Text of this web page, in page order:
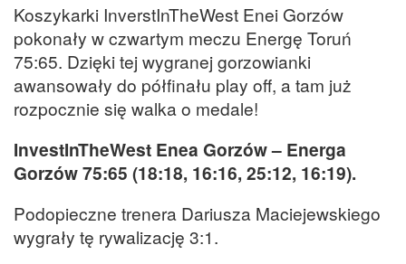
Koszykarki InverstInTheWest Enei Gorzów
pokonały w czwartym meczu Energę Toruń
75:65. Dzięki tej wygranej gorzowianki
awansowały do półfinału play off, a tam już
rozpocznie się walka o medale!
InvestInTheWest Enea Gorzów – Energa
Gorzów 75:65 (18:18, 16:16, 25:12, 16:19).
Podopieczne trenera Dariusza Maciejewskiego
wygrały tę rywalizację 3:1.